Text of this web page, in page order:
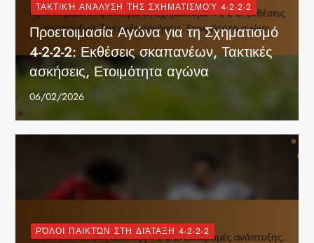
ΤΑΚΤΙΚΉ ΑΝΆΛΥΣΗ ΤΗΣ ΣΧΗΜΑΤΙΣΜΟΎ 4-2-2-2
Προετοιμασία Αγώνα για τη Σχηματισμό
4-2-2-2: Εκθέσεις σκαπανέων, Τακτικές
ασκήσεις, Ετοιμότητα αγώνα
06/02/2026
ΡΌΛΟΙ ΠΑΙΚΤΏΝ ΣΤΗ ΔΙΆΤΑΞΗ 4-2-2-2